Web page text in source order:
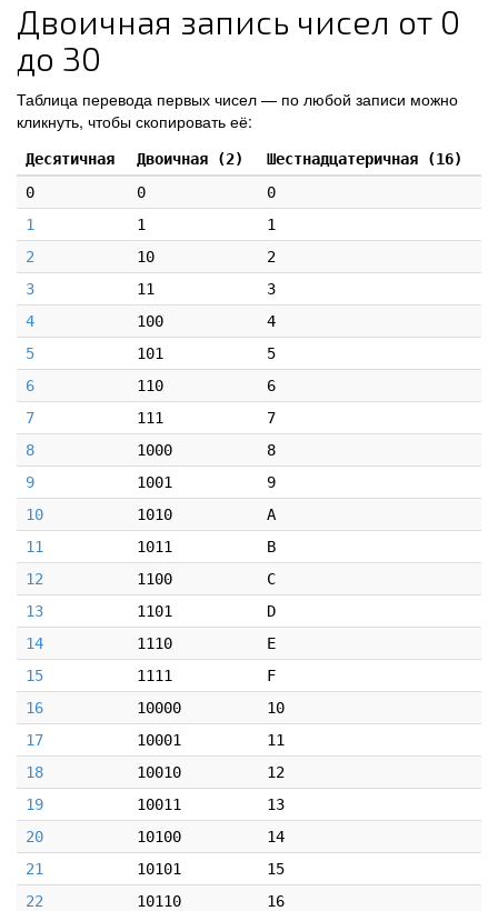
Двоичная запись чисел от 0
до 30
Таблица перевода первых чисел — по любой записи можно
кликнуть, чтобы скопировать её:
Десятичная Двоичная (2)
Шестнадцатеричная (16)
0
0
0
1
1
1
2
10
2
3
11
3
4
100
4
5
101
5
6
110
6
7
111
7
8
1000
8
9
1001
9
10
1010
A
11
1011
B
12
1100
C
13
1101
D
14
1110
E
15
1111
F
16
10000
10
17
10001
11
18
10010
12
19
10011
13
20
10100
14
21
10101
15
22
10110
16